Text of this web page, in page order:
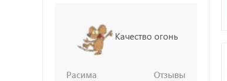
Качество огонь
Расима Отзывы